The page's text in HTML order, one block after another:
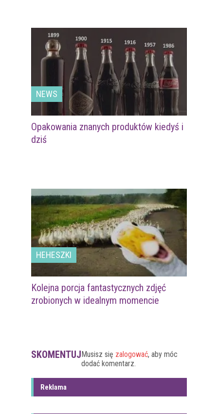
NEWS
Opakowania znanych produktów kiedyś i
dziś
HEHESZKI
Kolejna porcja fantastycznych zdjęć
zrobionych w idealnym momencie
SKOMENTUJMusisz się zalogować, aby móc
dodać komentarz.
Reklama